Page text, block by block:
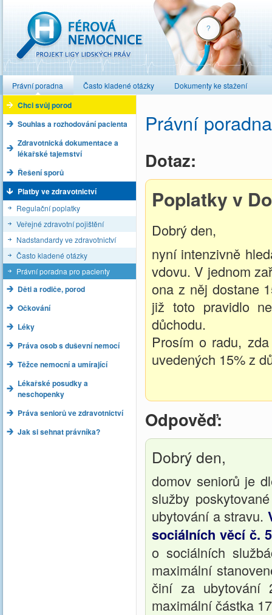
Právní poradna Často kladené otázky Dokumenty ke stažení
Chci svůj porod
Souhlas a rozhodování pacienta
Zdravotnická dokumentace a
lékařské tajemství
Řešení sporů
Platby ve zdravotnictví
Regulační poplatky
Veřejné zdravotní pojištění
Nadstandardy ve zdravotnictví
Často kladené otázky
Právní poradna pro pacienty
Děti a rodiče, porod
Očkování
Léky
Práva osob s duševní nemocí
Těžce nemocní a umírající
Lékařské posudky a
neschopenky
Práva seniorů ve zdravotnictví
Jak si sehnat právníka?
Právní
Dotaz:
Poplatky v
Dobrý den,
nyní intenzivně
vdovu. V jednom
ona z něj dostane
již toto pravidlo
důchodu.
Prosím o radu,
uvedených 15% z
Odpověď:
Dobrý den,
domov seniorů je
služby
ubytování a stravu.
sociálních věcí č.
o sociálních
maximální
činí za ubytování
maximální částka